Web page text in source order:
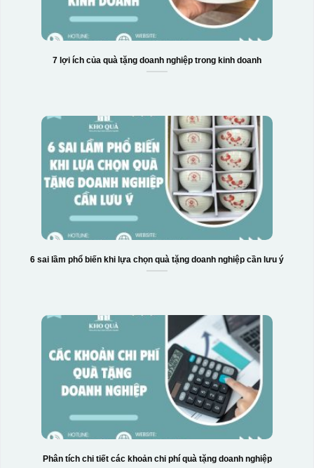
7 lợi ích của quà tặng doanh nghiệp trong kinh doanh
6 sai lầm phổ biến khi lựa chọn quà tặng doanh nghiệp cần lưu ý
Phân tích chi tiết các khoản chi phí quà tặng doanh nghiệp